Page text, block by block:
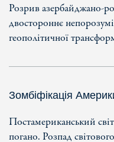
Розрив азербайджано-
двостороннє
геополітичної
Зомбіфікація
Постамериканський
погано. Розпад